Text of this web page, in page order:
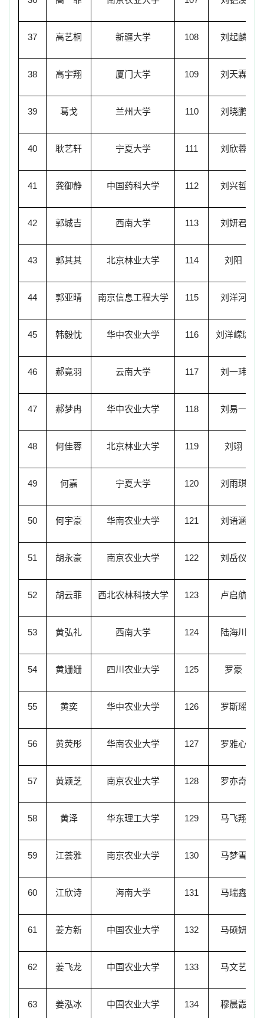
37 高艺桐 新疆大学 108 刘起麟
38 高宇翔 厦门大学 109 刘天霖
39 葛戈 兰州大学 110 刘晓鹏
40 耿艺轩 宁夏大学 111 刘欣蓉
41 龚御静 中国药科大学 112 刘兴哲
42 郭城吉 西南大学 113 刘妍君
43 郭其其 北京林业大学 114 刘阳
44 郭亚晴 南京信息工程大学 115 刘洋河
45 韩毅忱 华中农业大学 116 刘洋嵘珈
46 郝竟羽 云南大学 117 刘一玮
47 郝梦冉 华中农业大学 118 刘易一
48 何佳蓉 北京林业大学 119 刘翊
49 何嘉 宁夏大学 120 刘雨琪
50 何宇豪 华南农业大学 121 刘语涵
51 胡永豪 南京农业大学 122 刘岳仪
52 胡云菲 西北农林科技大学 123 卢启航
53 黄弘礼 西南大学 124 陆海川
54 黄姗姗 四川农业大学 125 罗豪
55 黄奕 华中农业大学 126 罗斯瑶
56 黄荧彤 华南农业大学 127 罗雅心
57 黄颖芝 南京农业大学 128 罗亦奇
58 黄泽 华东理工大学 129 马飞翔
59 江荟雅 南京农业大学 130 马梦雪
60 江欣诗 海南大学 131 马瑞鑫
61 姜方新 中国农业大学 132 马硕妍
62 姜飞龙 中国农业大学 133 马文艺
63 姜泓冰 中国农业大学 134 穆晨霞